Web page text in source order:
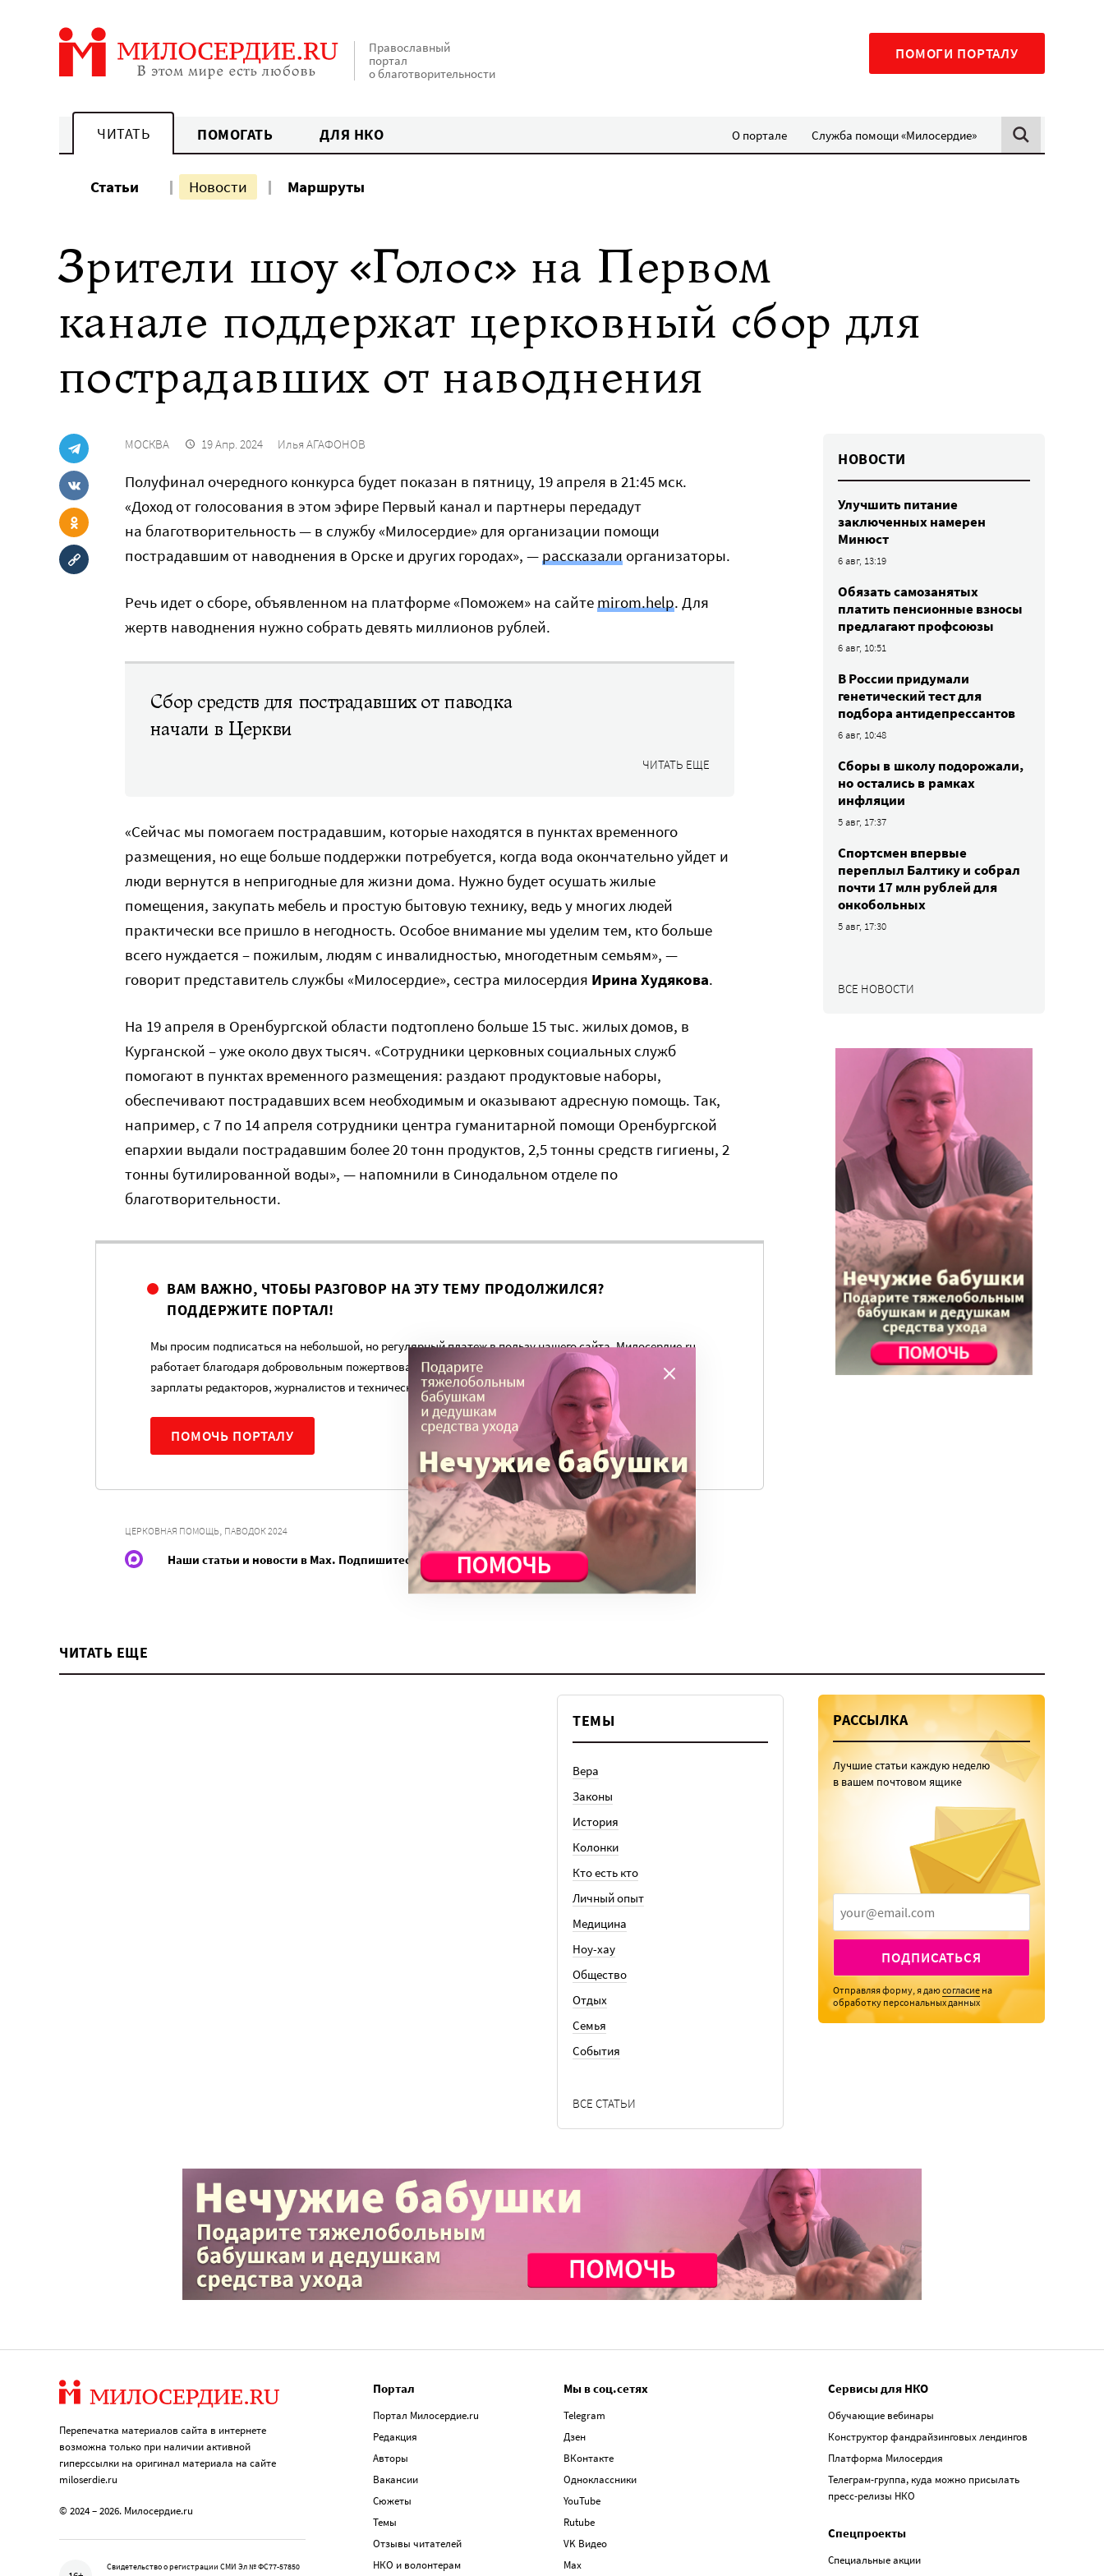
Православный
портал
о благотворительности
ПОМОГИ ПОРТАЛУ
ЧИТАТЬ ПОМОГАТЬ ДЛЯ НКО О портале Служба помощи «Милосердие»
Статьи Новости Маршруты
Зрители шоу «Голос» на Первом
канале поддержат церковный сбор для
пострадавших от наводнения
МОСКВА 19 Апр. 2024 Илья АГАФОНОВ
Полуфинал очередного конкурса будет показан в пятницу, 19 апреля в 21:45 мск.
«Доход от голосования в этом эфире Первый канал и партнеры передадут
на благотворительность — в службу «Милосердие» для организации помощи
пострадавшим от наводнения в Орске и других городах», —рассказалиорганизаторы.
Речь идет о сборе, объявленном на платформе «Поможем» на сайтеmirom.help. Для
жертв наводнения нужно собрать девять миллионов рублей.
Сбор средств для пострадавших от паводка
начали в Церкви
ЧИТАТЬ ЕЩЕ
«Сейчас мы помогаем пострадавшим, которые находятся в пунктах временного
размещения, но еще больше поддержки потребуется, когда вода окончательно уйдет и
люди вернутся в непригодные для жизни дома. Нужно будет осушать жилые
помещения, закупать мебель и простую бытовую технику, ведь у многих людей
практически все пришло в негодность. Особое внимание мы уделим тем, кто больше
всего нуждается – пожилым, людям с инвалидностью, многодетным семьям», —
говорит представитель службы «Милосердие», сестра милосердия Ирина Худякова.
На 19 апреля в Оренбургской области подтоплено больше 15 тыс. жилых домов, в
Курганской – уже около двух тысяч. «Сотрудники церковных социальных служб
помогают в пунктах временного размещения: раздают продуктовые наборы,
обеспечивают пострадавших всем необходимым и оказывают адресную помощь. Так,
например, с 7 по 14 апреля сотрудники центра гуманитарной помощи Оренбургской
епархии выдали пострадавшим более 20 тонн продуктов, 2,5 тонны средств гигиены, 2
тонны бутилированной воды», — напомнили в Синодальном отделе по
благотворительности.
ВАМ ВАЖНО, ЧТОБЫ РАЗГОВОР НА ЭТУ ТЕМУ ПРОДОЛЖИЛСЯ?
ПОДДЕРЖИТЕ ПОРТАЛ!
Мы просим подписаться на небольшой, но регулярный платеж в пользу нашего сайта. Милосердие.ru
работает благодаря добровольным пожертвованиям наших читателей. На командировки, съемки,
зарплаты редакторов, журналистов и техническую поддержку сайта нужны средства.
ПОМОЧЬ ПОРТАЛУ
ЦЕРКОВНАЯ ПОМОЩЬ, ПАВОДОК 2024
Наши статьи и новости в Max. Подпишитесь
НОВОСТИ
Улучшить питание
заключенных намерен
Минюст
6 авг, 13:19
Обязать самозанятых
платить пенсионные взносы
предлагают профсоюзы
6 авг, 10:51
В России придумали
генетический тест для
подбора антидепрессантов
6 авг, 10:48
Сборы в школу подорожали,
но остались в рамках
инфляции
5 авг, 17:37
Спортсмен впервые
переплыл Балтику и собрал
почти 17 млн рублей для
онкобольных
5 авг, 17:30
ВСЕ НОВОСТИ
ЧИТАТЬ ЕЩЕ
ТЕМЫ
Вера
Законы
История
Колонки
Кто есть кто
Личный опыт
Медицина
Ноу-хау
Общество
Отдых
Семья
События
ВСЕ СТАТЬИ
РАССЫЛКА
Лучшие статьи каждую неделю
в вашем почтовом ящике
ПОДПИСАТЬСЯ
Отправляя форму, я даюсогласие на
обработку персональных данных
Перепечатка материалов сайта в интернете
возможна только при наличии активной
гиперссылки на оригинал материала на сайте
miloserdie.ru
© 2024 – 2026. Милосердие.ru
Свидетельство о регистрации СМИ Эл № ФС77-57850
Портал
Портал Милосердие.ru
Редакция
Авторы
Вакансии
Сюжеты
Темы
Отзывы читателей
НКО и волонтерам
Мы в соц.сетях
Telegram
Дзен
ВКонтакте
Одноклассники
YouTube
Rutube
VK Видео
Max
Сервисы для НКО
Обучающие вебинары
Конструктор фандрайзинговых лендингов
Платформа Милосердия
Телеграм-группа, куда можно присылать
пресс-релизы НКО
Спецпроекты
Специальные акции